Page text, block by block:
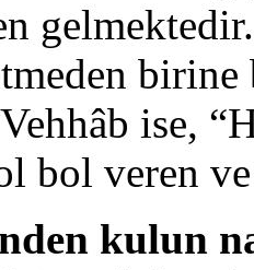
birine
Vehhâb ise,
bol veren
kulun